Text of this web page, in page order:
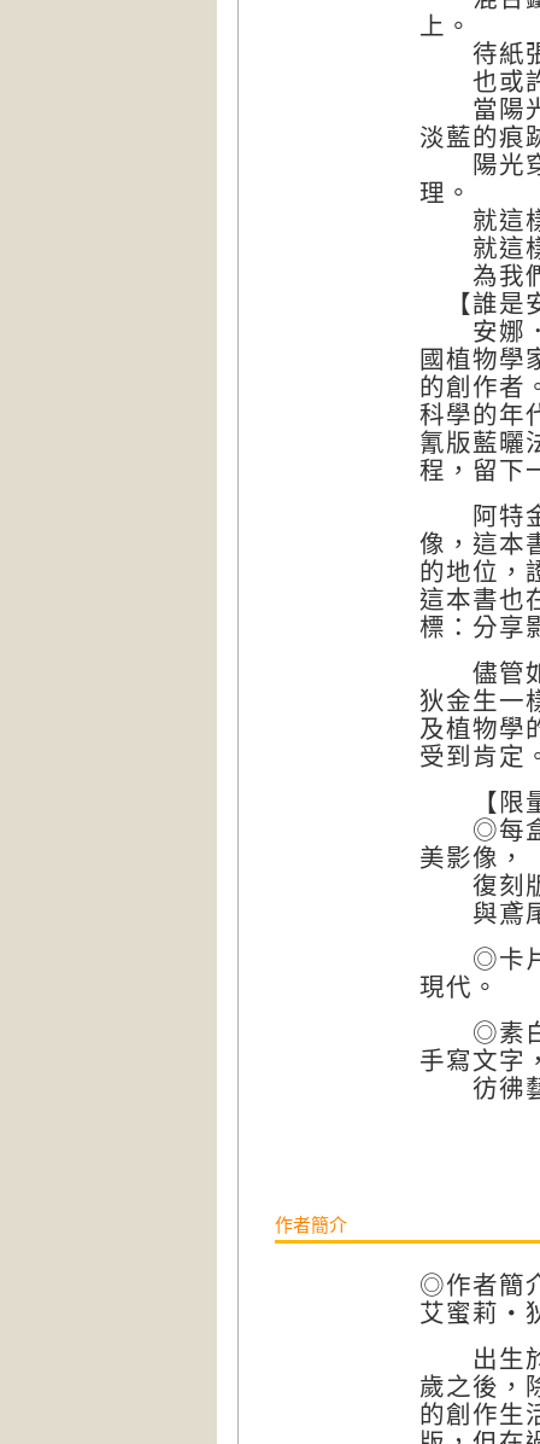
上。
待紙張
也或許
當陽光
淡藍的痕
陽光穿
理。
就這樣
就這樣
為我們
【誰是
安娜．
國植物學
的創作者
科學的年
氰版藍曬
程，留下
阿特金
像，這本
的地位，
這本書也
標：分享
儘管如
狄金生一
及植物學
受到肯定
【限量
◎每盒
美影像，
復刻版
與鳶尾
◎卡片
現代。
◎素白
手寫文字
彷彿藝
作者簡介
◎作者簡
艾蜜莉・
出生於
歲之後，
的創作生